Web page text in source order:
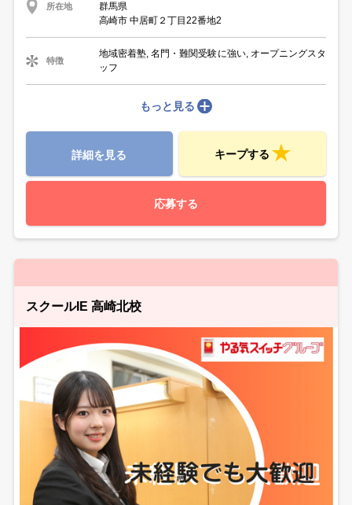
所在地
群馬県
高崎市 中居町２丁目22番地2
特徴
地域密着塾, 名門・難関受験に強い, オープニングスタ
ッフ
もっと見る
詳細を見る キープする
応募する
スクールIE 高崎北校